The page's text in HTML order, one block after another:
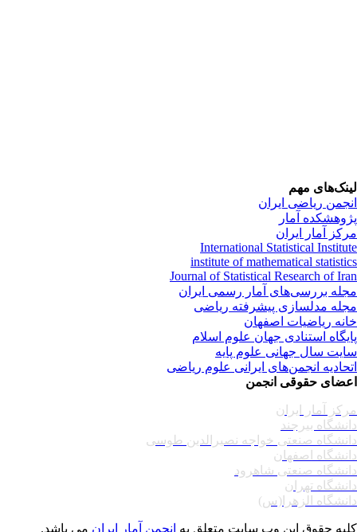
مهم
ریاضی ایران
آمار
آمار ایران
International Statistical
institute of mathematical
Journal of Statistical Research of
بررسی‌های آمار رسمی ایران
مدلسازی پیشرفته ریاضی
ریاضیات اصفهان
استنادی جهان علوم اسلام
سال جهانی علوم پایه
انجمن‌های ایرانی علوم ریاضی
حقوقی انجمن
آمار ایران
بیرجند
صنعتی خواجه نصیرالدین طوسی
اصفهان
صنعتی شاهرود
تهران
الزهرا(س)
حقوق این وب سایت متعلق بهانجمن آمار ایرانمی باشد.